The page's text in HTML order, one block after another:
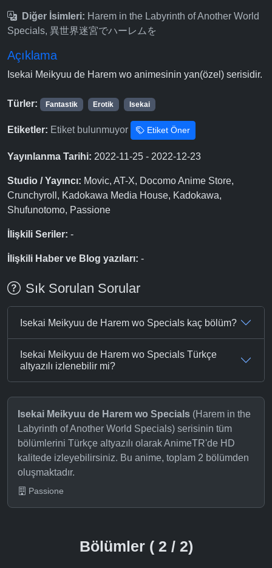
Diğer İsimleri: Harem in the Labyrinth of Another World
Specials, 異世界迷宮でハーレムを
Açıklama
Isekai Meikyuu de Harem wo animesinin yan(özel) serisidir.
Türler: Fantastik Erotik Isekai
Etiketler: Etiket bulunmuyor Etiket Öner
Yayınlanma Tarihi: 2022-11-25 - 2022-12-23
Studio / Yayıncı: Movic, AT-X, Docomo Anime Store,
Crunchyroll, Kadokawa Media House, Kadokawa,
Shufunotomo, Passione
İlişkili Seriler: -
İlişkili Haber ve Blog yazıları: -
Sık Sorulan Sorular
Isekai Meikyuu de Harem wo Specials kaç bölüm?
Isekai Meikyuu de Harem wo Specials Türkçe
altyazılı izlenebilir mi?
Isekai Meikyuu de Harem wo Specials (Harem in the
Labyrinth of Another World Specials) serisinin tüm
bölümlerini Türkçe altyazılı olarak AnimeTR'de HD
kalitede izleyebilirsiniz. Bu anime, toplam 2 bölümden
oluşmaktadır.
Passione
Bölümler ( 2 / 2)